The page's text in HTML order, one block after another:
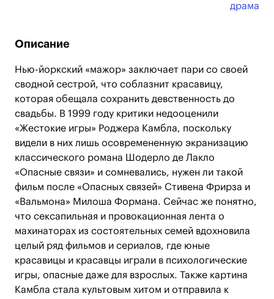
драма
Описание
Нью-йоркский «мажор» заключает пари со своей
сводной сестрой, что соблазнит красавицу,
которая обещала сохранить девственность до
свадьбы. В 1999 году критики недооценили
«Жестокие игры» Роджера Камбла, поскольку
видели в них лишь осовремененную экранизацию
классического романа Шодерло де Лакло
«Опасные связи» и сомневались, нужен ли такой
фильм после «Опасных связей» Стивена Фрирза и
«Вальмона» Милоша Формана. Сейчас же понятно,
что сексапильная и провокационная лента о
махинаторах из состоятельных семей вдохновила
целый ряд фильмов и сериалов, где юные
красавицы и красавцы играли в психологические
игры, опасные даже для взрослых. Также картина
Камбла стала культовым хитом и отправила к